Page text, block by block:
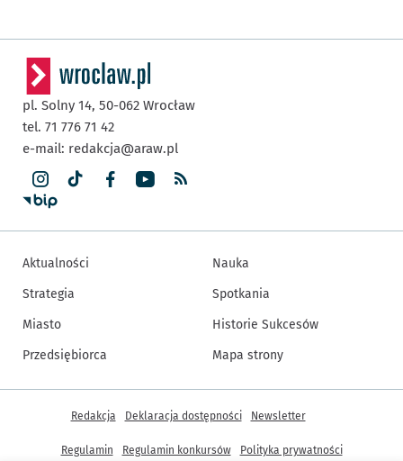
pl. Solny 14, 50-062 Wrocław
tel. 71 776 71 42
e-mail: redakcja@araw.pl
Aktualności
Strategia
Miasto
Przedsiębiorca
Nauka
Spotkania
Historie Sukcesów
Mapa strony
Inne informacje
Redakcja Deklaracja dostępności Newsletter
Regulamin Regulamin konkursów Polityka prywatności